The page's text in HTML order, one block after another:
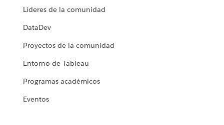
Líderes de la comunidad
DataDev
Proyectos de la comunidad
Entorno de Tableau
Programas académicos
Eventos